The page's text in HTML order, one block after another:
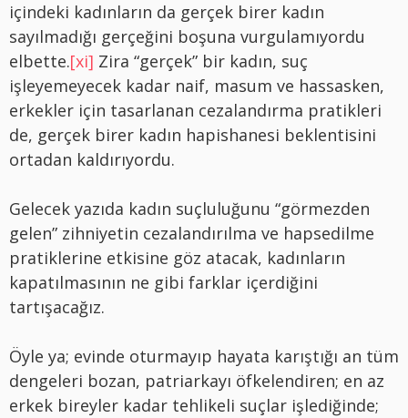
içindeki kadınların da gerçek birer kadın
sayılmadığı gerçeğini boşuna vurgulamıyordu
elbette.[xi] Zira “gerçek” bir kadın, suç
işleyemeyecek kadar naif, masum ve hassasken,
erkekler için tasarlanan cezalandırma pratikleri
de, gerçek birer kadın hapishanesi beklentisini
ortadan kaldırıyordu.
Gelecek yazıda kadın suçluluğunu “görmezden
gelen” zihniyetin cezalandırılma ve hapsedilme
pratiklerine etkisine göz atacak, kadınların
kapatılmasının ne gibi farklar içerdiğini
tartışacağız.
Öyle ya; evinde oturmayıp hayata karıştığı an tüm
dengeleri bozan, patriarkayı öfkelendiren; en az
erkek bireyler kadar tehlikeli suçlar işlediğinde;